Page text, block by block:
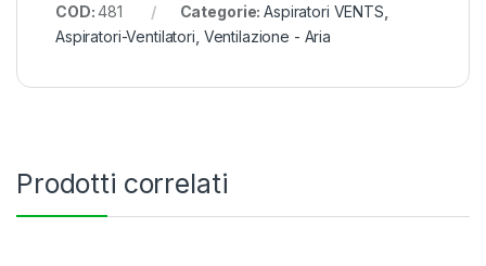
COD:481 Categorie:Aspiratori VENTS
Aspiratori-Ventilatori Ventilazione - Aria
Prodotti correlati